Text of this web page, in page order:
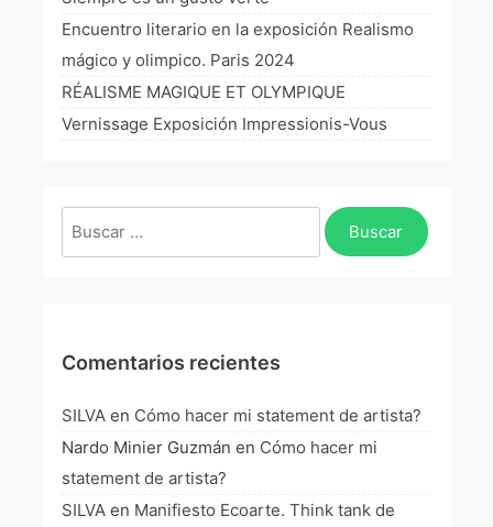
La Fórmula Científica Del Arte
Manifiesto Ecoarte
Association Paris
Encuentro literario en la exposición Realismo
mágico y olimpico. Paris 2024
RÉALISME MAGIQUE ET OLYMPIQUE
Vernissage Exposición Impressionis-Vous
Buscar:
Comentarios recientes
SILVA en Cómo hacer mi statement de artista?
Nardo Minier Guzmán en Cómo hacer mi
statement de artista?
SILVA en Manifiesto Ecoarte. Think tank de